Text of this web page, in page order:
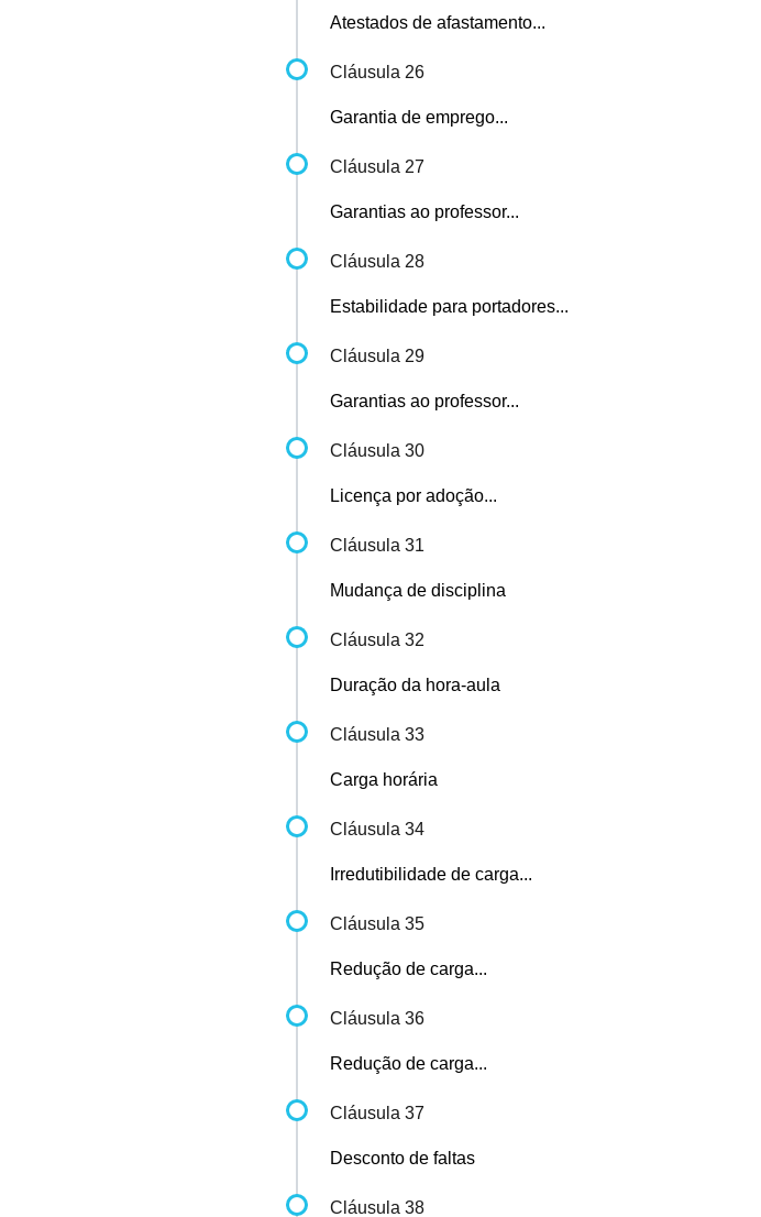
Atestados de afastamento...
Cláusula 26
Garantia de emprego...
Cláusula 27
Garantias ao professor...
Cláusula 28
Estabilidade para portadores...
Cláusula 29
Garantias ao professor...
Cláusula 30
Licença por adoção...
Cláusula 31
Mudança de disciplina
Cláusula 32
Duração da hora-aula
Cláusula 33
Carga horária
Cláusula 34
Irredutibilidade de carga...
Cláusula 35
Redução de carga...
Cláusula 36
Redução de carga...
Cláusula 37
Desconto de faltas
Cláusula 38